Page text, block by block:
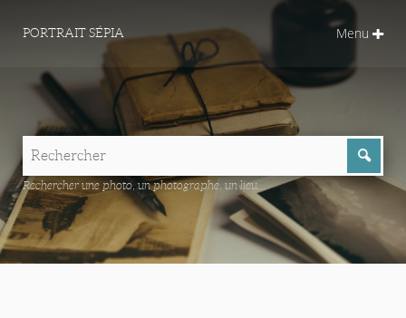
PORTRAIT SÉPIA Menu
Rechercher une photo, un photographe, un lieu...